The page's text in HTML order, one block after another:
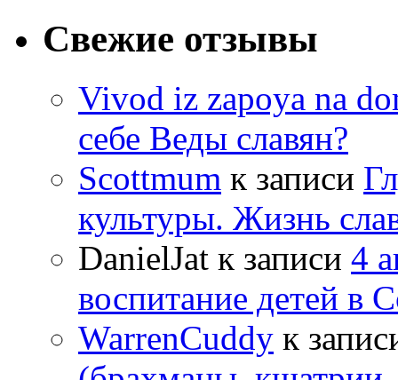
Свежие отзывы
Vivod iz zapoya na
себе Веды славян?
Scottmum к записи
культуры. Жизнь
DanielJat к записи 4
воспитание детей в
WarrenCuddy к